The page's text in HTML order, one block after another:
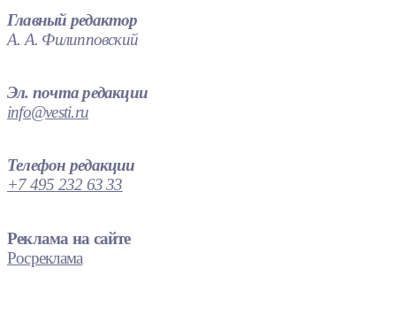
Главный редактор
А. А. Филипповский
Эл. почта редакции
info@vesti.ru
Телефон редакции
+7 495 232 63 33
Реклама на сайте
Росреклама